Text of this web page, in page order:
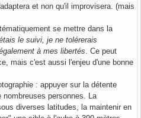
et non qu'il improvisera. (mais
se mettre dans la
le suivi, je ne tolérerais
à mes libertés . Ce peut
mais c'est aussi l'enjeu d'une bonne
: appuyer sur la détente
personnes. La
diverses latitudes, la maintenir en